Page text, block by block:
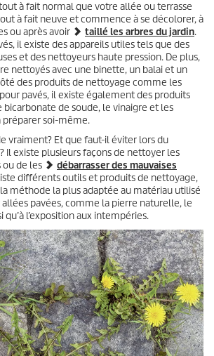
à fait normal que votre allée ou terrasse
à fait neuve et commence à se décolorer, à
ou après avoir
taillé les arbres du jardin.
il existe des appareils utiles tels que des
et des nettoyeurs haute pression. De plus,
nettoyés avec une binette, un balai et un
des produits de nettoyage comme les
pavés, il existe également des produits
de soude, le vinaigre et les
préparer soi-même.
vraiment? Et que faut-il éviter lors du
Il existe plusieurs façons de nettoyer les
ou de les
débarrasser des mauvaises
différents outils et produits de nettoyage,
méthode la plus adaptée au matériau utilisé
allées pavées, comme la pierre naturelle, le
qu’à l’exposition aux intempéries.